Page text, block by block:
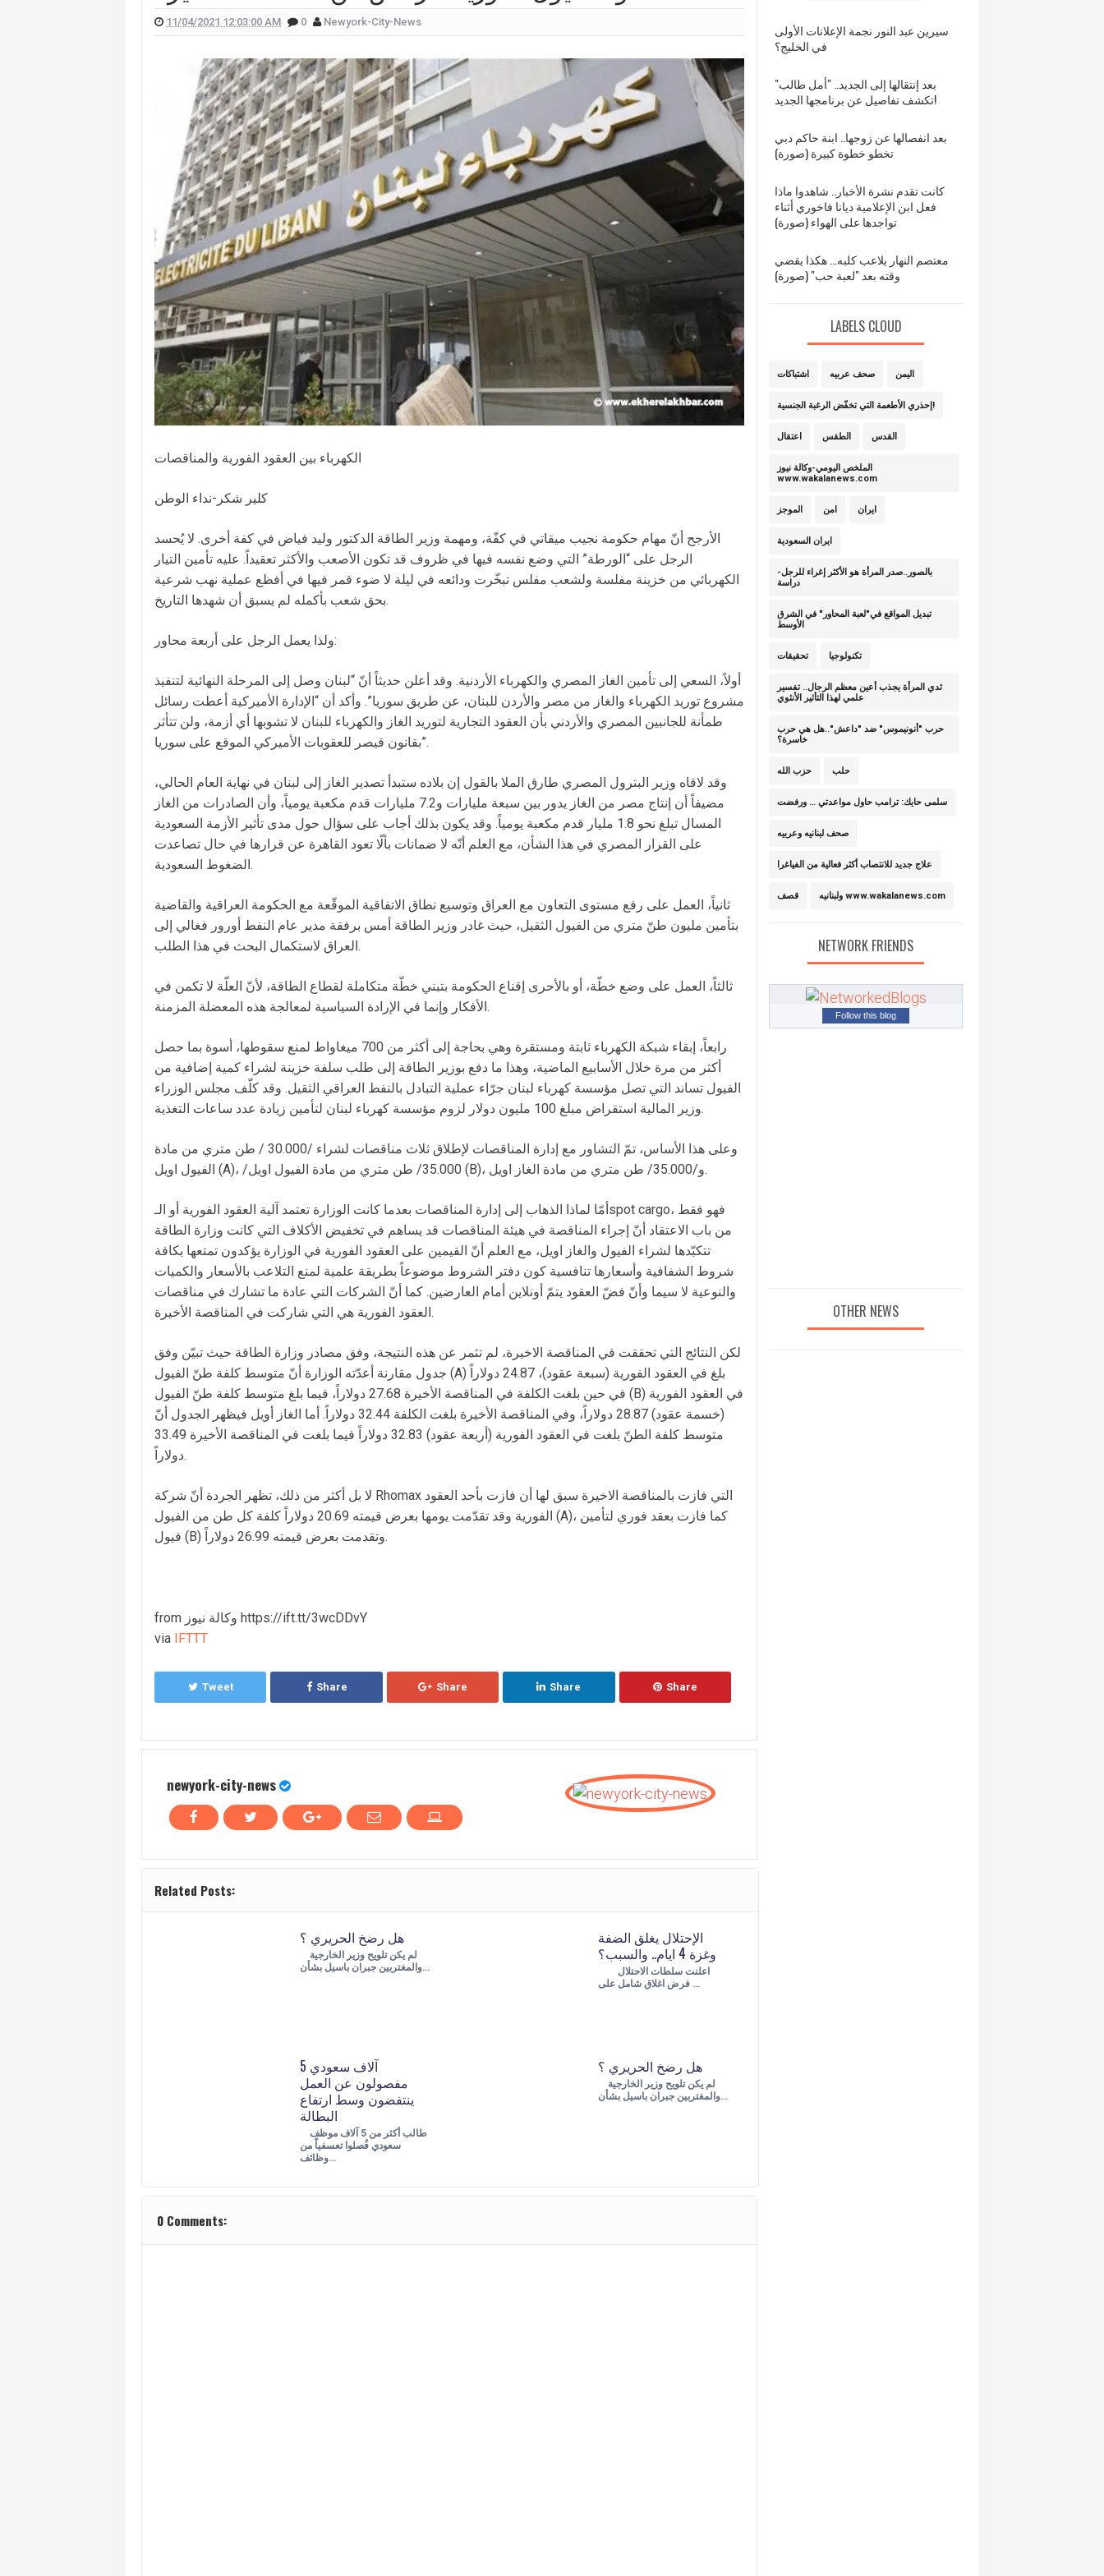
كيف علّقت هيفا وهبي على تفجير "البيجر"؟
قرار مُفاجئ.. إعلامية شهيرة تُعلن إنهاء تعاقدها مع القناة التي تعمل فيها هذا ما قالته (صورة)
عُثر على جثتها ملقاة أسفل جسر.. وفاة إحدى متسابقات "أميركا غوت تالنت" فمن هي؟ (صورة)
بأجواء مليئة بالحب والرومانسية... ممثلان يدخلان القفص الذهبي في روما (صور)
بالقبلات... لحظات رومانسيّة بين ريم السعيدي وزوجها وسام بريدي: أحبك (فيديو)
بالفيديو هل يُفكّر هذا الفنان اللبنانيّ بالهجرة إلى كندا؟.. إليكم ما كشفه
11/04/2021 12:03:00 AM 0 Newyork-City-News
الكهرباء بين العقود الفورية والمناقصات
كلير شكر-نداء الوطن
الأرجح أنّ مهام حكومة نجيب ميقاتي في كفّة، ومهمة وزير الطاقة الدكتور وليد فياض في كفة أخرى. لا يُحسد
الرجل على “الورطة” التي وضع نفسه فيها في ظروف قد تكون الأصعب والأكثر تعقيداً. عليه تأمين التيار
الكهربائي من خزينة مفلسة ولشعب مفلس تبخّرت ودائعه في ليلة لا ضوء قمر فيها في أفظع عملية نهب شرعية
بحق شعب بأكمله لم يسبق أن شهدها التاريخ.
ولذا يعمل الرجل على أربعة محاور:
أولاً، السعي إلى تأمين الغاز المصري والكهرباء الأردنية. وقد أعلن حديثاً أنّ “لبنان وصل إلى المرحلة النهائية لتنفيذ
مشروع توريد الكهرباء والغاز من مصر والأردن للبنان، عن طريق سوريا”. وأكد أن “الإدارة الأميركية أعطت رسائل
طمأنة للجانبين المصري والأردني بأن العقود التجارية لتوريد الغاز والكهرباء للبنان لا تشوبها أي أزمة، ولن تتأثر
بقانون قيصر للعقوبات الأميركي الموقع على سوريا”.
وقد لاقاه وزير البترول المصري طارق الملا بالقول إن بلاده ستبدأ تصدير الغاز إلى لبنان في نهاية العام الحالي،
مضيفاً أن إنتاج مصر من الغاز يدور بين سبعة مليارات و7.2 مليارات قدم مكعبة يومياً، وأن الصادرات من الغاز
المسال تبلغ نحو 1.8 مليار قدم مكعبة يومياً. وقد يكون بذلك أجاب على سؤال حول مدى تأثير الأزمة السعودية
على القرار المصري في هذا الشأن، مع العلم أنّه لا ضمانات بألّا تعود القاهرة عن قرارها في حال تصاعدت
الضغوط السعودية.
ثانياً، العمل على رفع مستوى التعاون مع العراق وتوسيع نطاق الاتفاقية الموقّعة مع الحكومة العراقية والقاضية
بتأمين مليون طنّ متري من الفيول الثقيل، حيث غادر وزير الطاقة أمس برفقة مدير عام النفط أورور فغالي إلى
العراق لاستكمال البحث في هذا الطلب.
ثالثاً، العمل على وضع خطّة، أو بالأحرى إقناع الحكومة بتبني خطّة متكاملة لقطاع الطاقة، لأنّ العلّة لا تكمن في
الأفكار وإنما في الإرادة السياسية لمعالجة هذه المعضلة المزمنة.
رابعاً، إبقاء شبكة الكهرباء ثابتة ومستقرة وهي بحاجة إلى أكثر من 700 ميغاواط لمنع سقوطها، أسوة بما حصل
أكثر من مرة خلال الأسابيع الماضية، وهذا ما دفع بوزير الطاقة إلى طلب سلفة خزينة لشراء كمية إضافية من
الفيول تساند التي تصل مؤسسة كهرباء لبنان جرّاء عملية التبادل بالنفط العراقي الثقيل. وقد كلّف مجلس الوزراء
وزير المالية استقراض مبلغ 100 مليون دولار لزوم مؤسسة كهرباء لبنان لتأمين زيادة عدد ساعات التغذية.
وعلى هذا الأساس، تمّ التشاور مع إدارة المناقصات لإطلاق ثلاث مناقصات لشراء /‏30.000 /‏ طن متري من مادة
الفيول اويل (A)، /‏35.000/‏ طن متري من مادة الفيول اويل (B)، و/‏35.000/‏ طن متري من مادة الغاز اويل.
أمّا لماذا الذهاب إلى إدارة المناقصات بعدما كانت الوزارة تعتمد آلية العقود الفورية أو الـspot cargo، فهو فقط
من باب الاعتقاد أنّ إجراء المناقصة في هيئة المناقصات قد يساهم في تخفيض الأكلاف التي كانت وزارة الطاقة
تتكبّدها لشراء الفيول والغاز اويل، مع العلم أنّ القيمين على العقود الفورية في الوزارة يؤكدون تمتعها بكافة
شروط الشفافية وأسعارها تنافسية كون دفتر الشروط موضوعاً بطريقة علمية لمنع التلاعب بالأسعار والكميات
والنوعية لا سيما وأنّ فضّ العقود يتمّ أونلاين أمام العارضين. كما أنّ الشركات التي عادة ما تشارك في مناقصات
العقود الفورية هي التي شاركت في المناقصة الأخيرة.
لكن النتائج التي تحققت في المناقصة الاخيرة، لم تثمر عن هذه النتيجة، وفق مصادر وزارة الطاقة حيث تبيّن وفق
جدول مقارنة أعدّته الوزارة أنّ متوسط كلفة طنّ الفيول (A) بلغ في العقود الفورية (سبعة عقود)، 24.87 دولاراً
في حين بلغت الكلفة في المناقصة الأخيرة 27.68 دولاراً، فيما بلغ متوسط كلفة طنّ الفيول (B) في العقود الفورية
(خسمة عقود) 28.87 دولاراً، وفي المناقصة الأخيرة بلغت الكلفة 32.44 دولاراً. أما الغاز أويل فيظهر الجدول أنّ
متوسط كلفة الطنّ بلغت في العقود الفورية (أربعة عقود) 32.83 دولاراً فيما بلغت في المناقصة الأخيرة 33.49
دولاراً.
لا بل أكثر من ذلك، تظهر الجردة أنّ شركة Rhomax التي فازت بالمناقصة الاخيرة سبق لها أن فازت بأحد العقود
الفورية وقد تقدّمت يومها بعرض قيمته 20.69 دولاراً كلفة كل طن من الفيول (A)، كما فازت بعقد فوري لتأمين
فيول (B) وتقدمت بعرض قيمته 26.99 دولاراً.
from وكالة نيوز https://ift.tt/3wcDDvY
via IFTTT
Tweet Share Share Share Share
newyork-city-news
Related Posts:
هل رضخ الحريري ؟
والمغتربين جبران باسيل بشأن…
الإحتلال يغلق الضفة
وغزة 4 ايام.. والسبب؟
فرض اغلاق شامل على …
5 آلاف سعودي
مفصولون عن العمل
ينتفضون وسط ارتفاع
البطالة
سعودي فُصلوا تعسفياً من
وظائف…
هل رضخ الحريري ؟
والمغتربين جبران باسيل بشأن…
0 Comments:
سيرين عبد النور نجمة الإعلانات الأولى
في الخليج؟
بعد إنتقالها إلى الجديد.. "أمل طالب"
تكشف تفاصيل عن برنامجها الجديد!
بعد انفصالها عن زوجها.. ابنة حاكم دبي
تخطو خطوة كبيرة (صورة)
كانت تقدم نشرة الأخبار.. شاهدوا ماذا
فعل ابن الإعلامية ديانا فاخوري أثناء
تواجدها على الهواء (صورة)
معتصم النهار يلاعب كلبه... هكذا يقضي
وقته بعد "لعبة حب" (صورة)
LABELS CLOUD
اشتباكات صحف عربيه اليمن
إحذري الأطعمة التي تخفّض الرغبة الجنسية!
اعتقال الطقس القدس
الملخص اليومي-وكالة نيوز
www.wakalanews.com
الموجز امن ايران
ايران السعودية
بالصور..صدر المرأة هو الأكثر إغراء للرجل-
دراسة
تبديل المواقع في"لعبة المحاور" في الشرق
الأوسط
تحقيقات تكنولوجيا
ثدي المرأة يجذب أعين معظم الرجال.. تفسير
علمي لهذا التأثير الأنثوي
حرب "أنونيموس" ضد "داعش"..هل هي حرب
خاسرة؟
حزب الله حلب
سلمى حايك: ترامب حاول مواعدتي … ورفضت
صحف لبنانيه وعربيه
علاج جديد للانتصاب أكثر فعالية من الفياغرا
قصف ولبنانيه www.wakalanews.com
NETWORK FRIENDS
Follow this blog
OTHER NEWS